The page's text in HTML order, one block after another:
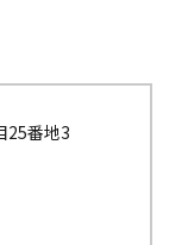
25番地3